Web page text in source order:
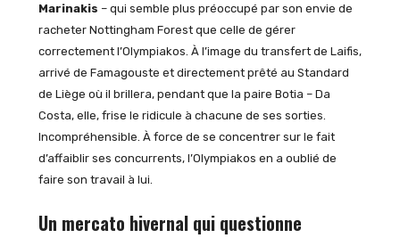
Marinakis – qui semble plus préoccupé par son envie de
racheter Nottingham Forest que celle de gérer
correctement l’Olympiakos. À l’image du transfert de Laifis,
arrivé de Famagouste et directement prêté au Standard
de Liège où il brillera, pendant que la paire Botia – Da
Costa, elle, frise le ridicule à chacune de ses sorties.
Incompréhensible. À force de se concentrer sur le fait
d’affaiblir ses concurrents, l’Olympiakos en a oublié de
faire son travail à lui.
Un mercato hivernal qui questionne